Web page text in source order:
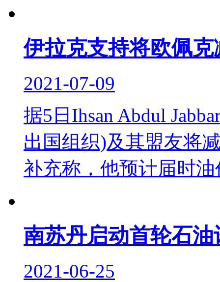
伊拉克支持将欧佩
2021-07-09
据5日Ihsan Abdul
出国组织)及其盟友将
补充称，他预计届时
南苏丹启动首轮石
2021-06-25